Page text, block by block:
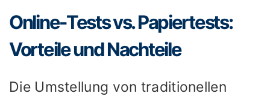
Online-Tests vs. Papiertests:
Vorteile und Nachteile
Die Umstellung von traditionellen